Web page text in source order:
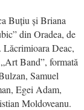
Buțiu și Briana
din Oradea, de
Lăcrimioara Deac,
Band”, formată
Samuel
Egei Adam,
Moldoveanu.